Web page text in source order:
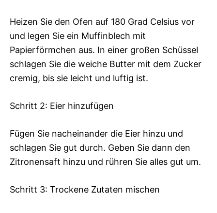
Heizen Sie den Ofen auf 180 Grad Celsius vor
und legen Sie ein Muffinblech mit
Papierförmchen aus. In einer großen Schüssel
schlagen Sie die weiche Butter mit dem Zucker
cremig, bis sie leicht und luftig ist.
Schritt 2: Eier hinzufügen
Fügen Sie nacheinander die Eier hinzu und
schlagen Sie gut durch. Geben Sie dann den
Zitronensaft hinzu und rühren Sie alles gut um.
Schritt 3: Trockene Zutaten mischen